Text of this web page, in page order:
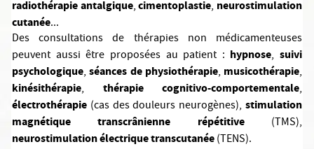
radiothérapie antalgique,cimentoplastie, neurostimulation
cutanée...
Des consultations de thérapies non médicamenteuses
peuvent aussi être proposées au patient : hypnose, suivi
psychologique,séances de physiothérapie, musicothérapie,
kinésithérapie, thérapie cognitivo-comportementale,
électrothérapie (cas des douleurs neurogènes), stimulation
magnétique transcrânienne répétitive(TMS),
neurostimulation électrique transcutanée(TENS).